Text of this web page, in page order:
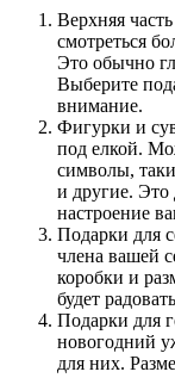
Верхняя
смотреться
Это обычно
Выберите
внимание.
Фигурки и
под елкой.
символы,
и другие. Это
настроение
Подарки для
члена вашей
коробки и
будет
Подарки для
новогодний
для них.